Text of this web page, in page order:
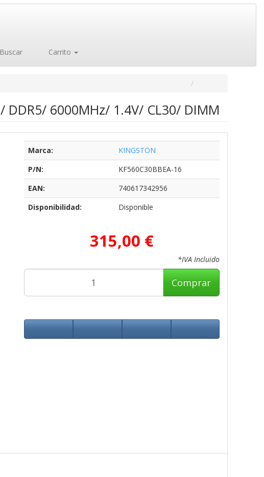
Buscar Carrito
DDR5/ 6000MHz/ 1.4V/ CL30/ DIMM
Marca:
KINGSTON
P/N:
KF560C30BBEA-16
EAN:
740617342956
Disponibilidad:
Disponible
315,00 €
*IVA Incluido
Comprar